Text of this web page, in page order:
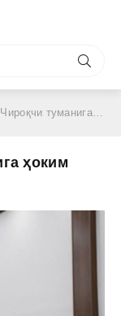
ҳоким этиб тайинланди
ҳоким